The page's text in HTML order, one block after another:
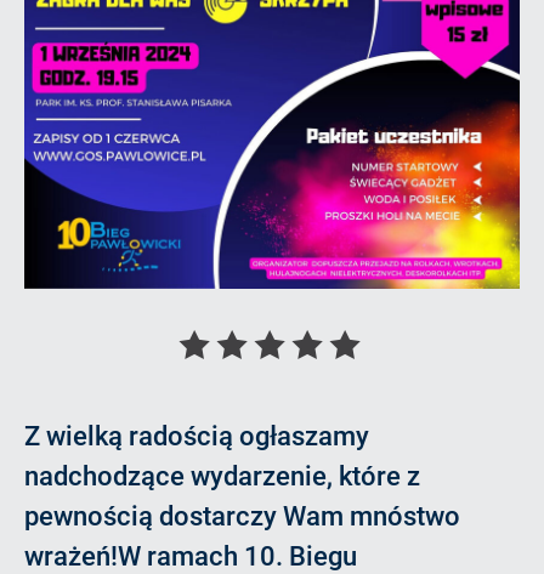
Oceń
na
1
Oceń
na
2
Oceń
na
3
Oceń
na
4
Oceń
na
5
Z wielką radością ogłaszamy
nadchodzące wydarzenie, które z
pewnością dostarczy Wam mnóstwo
wrażeń!W ramach 10. Biegu